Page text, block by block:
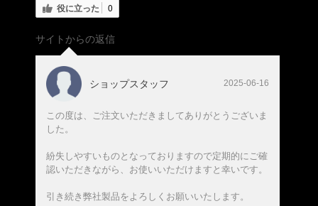
役に立った 0
サイトからの返信
ショップスタッフ 2025-06-16
この度は、ご注文いただきましてありがとうございま
した。
紛失しやすいものとなっておりますので定期的にご確
認いただきながら、お使いいただけますと幸いです。
引き続き弊社製品をよろしくお願いいたします。